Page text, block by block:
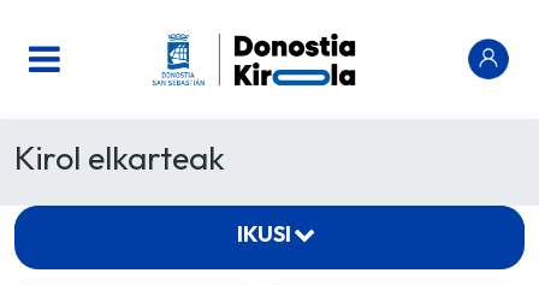
Kirol elkarteak
IKUSI